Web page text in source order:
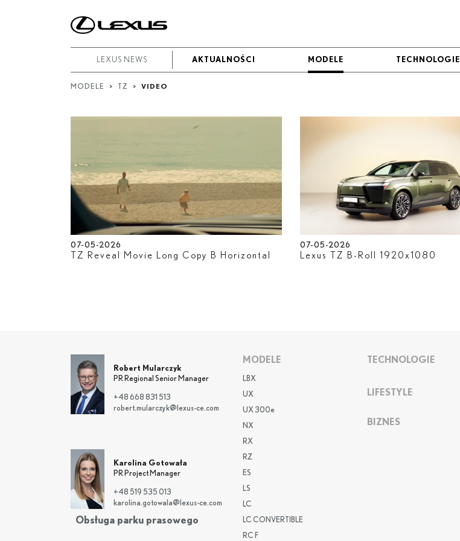
LEXUS NEWS AKTUALNOŚCI MODELE TECHNOLOGIE
LEXUS NEWS AKTUALNOŚCI MODELE TECHNOLOGIE
MODELE > TZ > VIDEO
07-05-2026
TZ Reveal Movie Long Copy B Horizontal
07-05-2026
Lexus TZ B-Roll 1920x1080
Robert Mularczyk
PR Regional Senior Manager
+48 668 831 513
robert.mularczyk@lexus-ce.com
Karolina Gotowała
PR Project Manager
+48 519 535 013
karolina.gotowala@lexus-ce.com
Obsługa parku prasowego
MODELE
LBX
UX
UX 300e
NX
RX
RZ
ES
LS
LC
LC CONVERTIBLE
RC F
TECHNOLOGIE
LIFESTYLE
BIZNES
Data rozpoczęcia
Szukaj